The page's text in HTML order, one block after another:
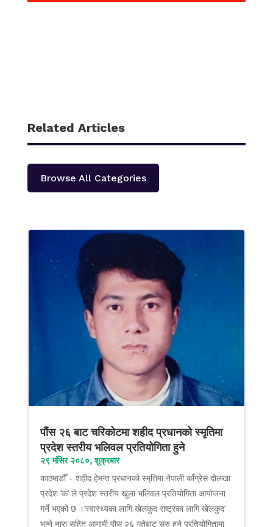
Related Articles
Browse All Categories
पौंस २६ बाट चरिकोटमा शहीद प्रधानको स्मृतिमा
प्रदेश स्तरीय भलिवल प्रतियोगिता हुने
२९ मंसिर २०८०, शुक्रबार
काठमाडौँ – शहीद हेमन्त प्रधानको स्मृतिमा नेपाली काँग्रेस दोलखा
प्रदेश ‘क’ ले प्रदेश स्तरीय खुला भलिवल प्रतियोगिता आयोजना
गर्ने भएको छ ।‘स्वास्थ्यका लागि खेलकुद राष्ट्रका लागि खेलकुद’
भन्ने नारा सहित आगामी पौस २६ गतेबाट सुरु हुने प्रतियोगितामा